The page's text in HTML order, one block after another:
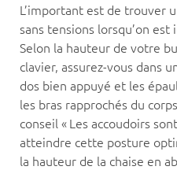
L’important est de trouver
sans tensions lorsqu’on
Selon la hauteur de votre
clavier, assurez-vous dans
dos bien appuyé et les
les bras rapprochés du
conseil « Les accoudoirs
atteindre cette posture
la hauteur de la chaise en